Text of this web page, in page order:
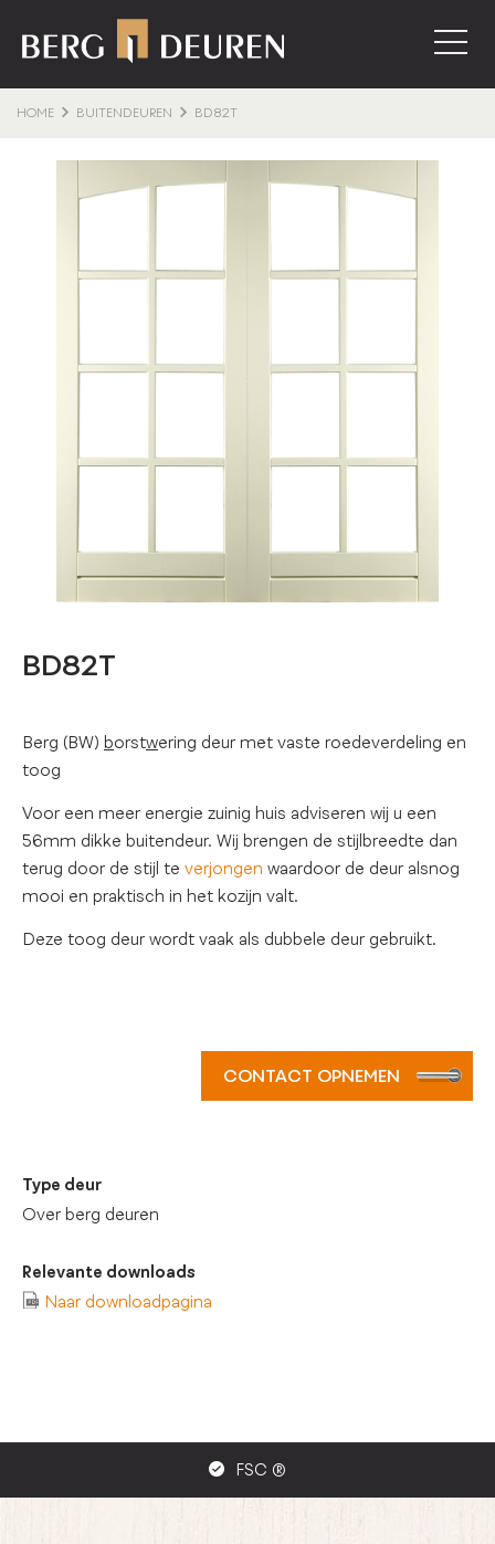
HOME BUITENDEUREN BD82T
BD82T
Berg (BW) borstwering deur met vaste roedeverdeling en
toog
Voor een meer energie zuinig huis adviseren wij u een
56mm dikke buitendeur. Wij brengen de stijlbreedte dan
terug door de stijl te verjongen waardoor de deur alsnog
mooi en praktisch in het kozijn valt.
Deze toog deur wordt vaak als dubbele deur gebruikt.
CONTACT OPNEMEN
Type deur
Over berg deuren
Relevante downloads
Naar downloadpagina
FSC ®